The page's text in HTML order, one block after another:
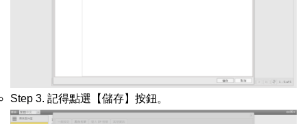
Step 3. 記得點選【儲存】按鈕。